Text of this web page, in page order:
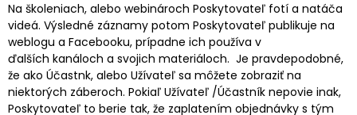
Na školeniach, alebo webinároch Poskytovateľ fotí a natáča
videá. Výsledné záznamy potom Poskytovateľ publikuje na
weblogu a Facebooku, prípadne ich používa v
ďalších kanáloch a svojich materiáloch. Je pravdepodobné,
že ako Účastnk, alebo Užívateľ sa môžete zobraziť na
niektorých záberoch. Pokiaľ Užívateľ /Účastník nepovie inak,
Poskytovateľ to berie tak, že zaplatením objednávky s tým